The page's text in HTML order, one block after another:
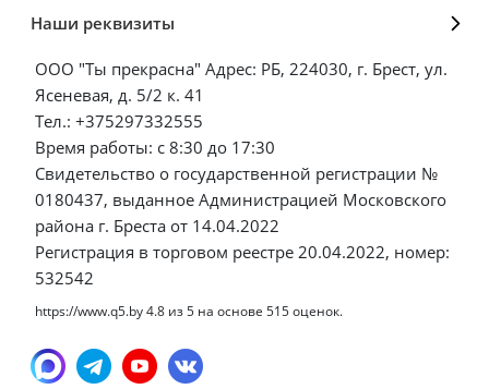
Наши реквизиты
ООО "Ты прекрасна" Адрес: РБ, 224030, г. Брест, ул.
Ясеневая, д. 5/2 к. 41
Тел.: +375297332555
Время работы: с 8:30 до 17:30
Свидетельство о государственной регистрации №
0180437, выданное Администрацией Московского
района г. Бреста от 14.04.2022
Регистрация в торговом реестре 20.04.2022, номер:
532542
https://www.q5.by4.8 из5 на основе 515оценок.